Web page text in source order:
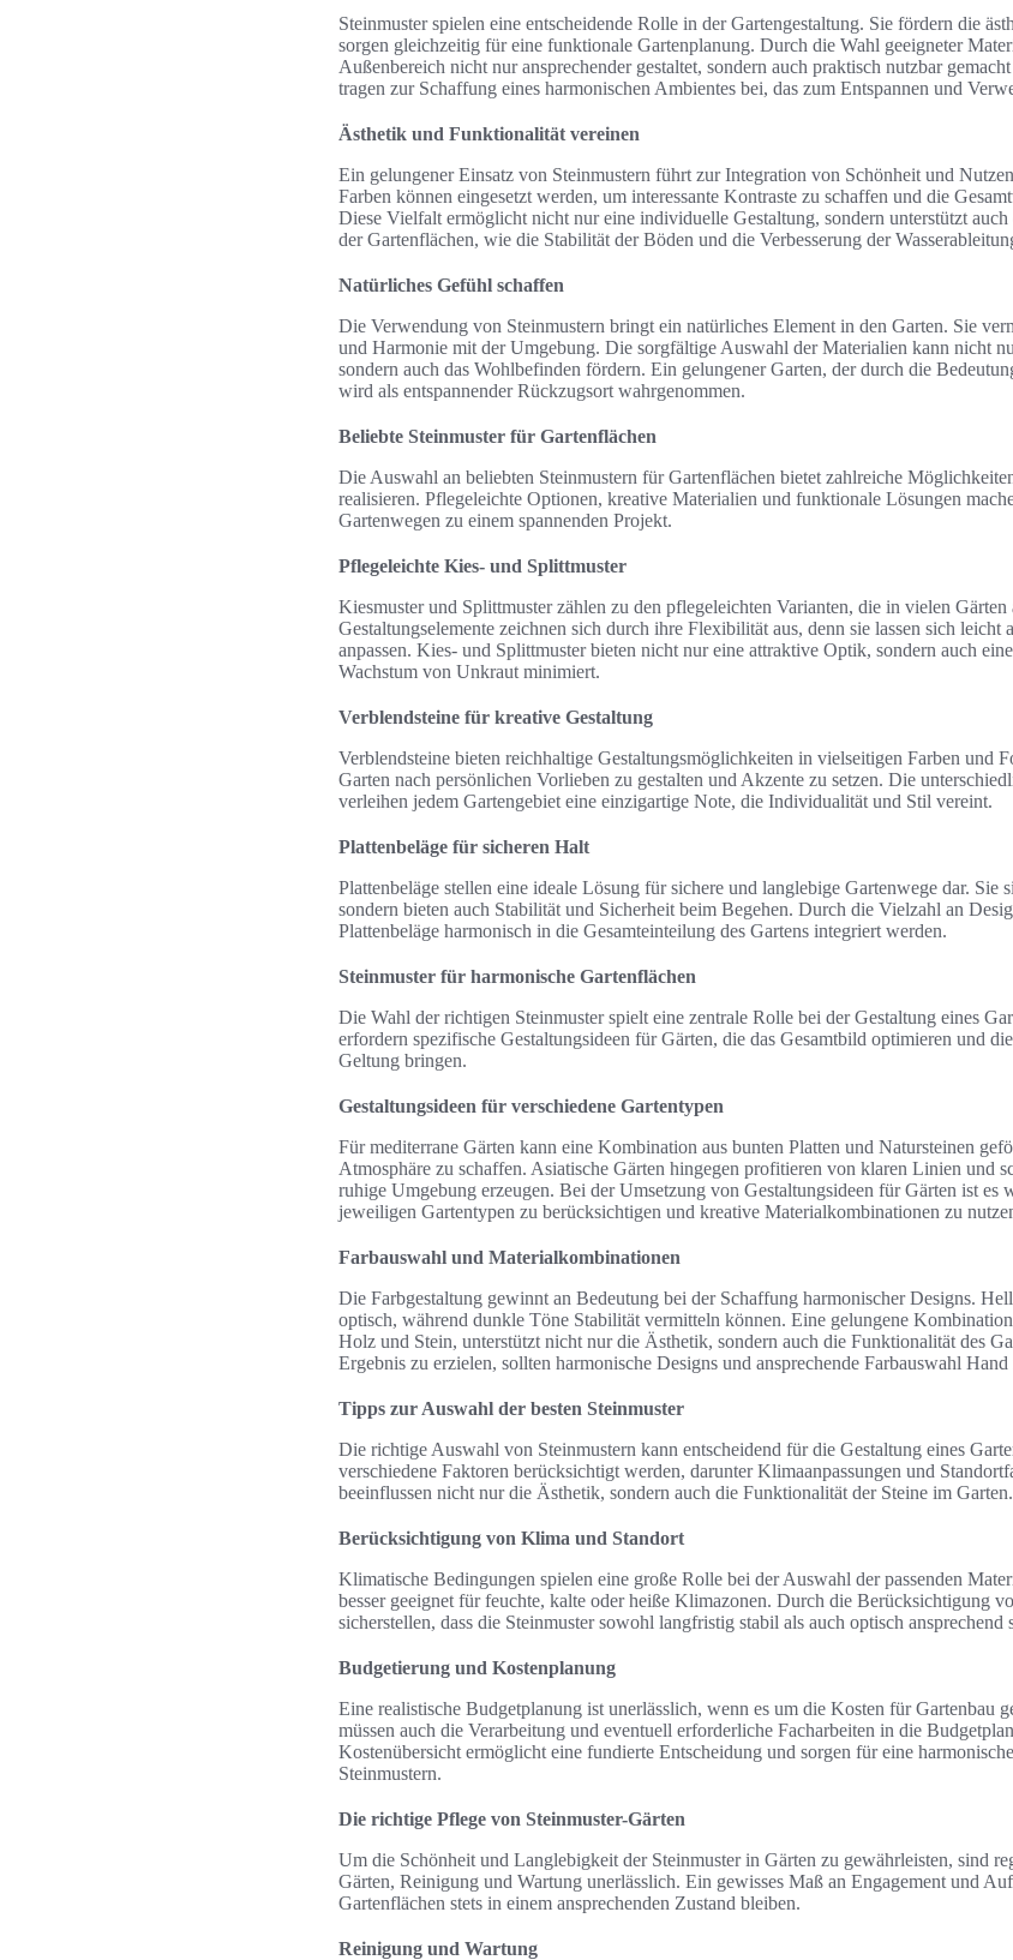
Steinmuster spielen eine entscheidende Rolle in der Gartengestaltung. Sie fördern die
sorgen gleichzeitig für eine funktionale Gartenplanung. Durch die Wahl geeigneter
Außenbereich nicht nur ansprechender gestaltet, sondern auch praktisch nutzbar
tragen zur Schaffung eines harmonischen Ambientes bei, das zum Entspannen und
Ästhetik und Funktionalität vereinen
Ein gelungener Einsatz von Steinmustern führt zur Integration von Schönheit und
Farben können eingesetzt werden, um interessante Kontraste zu schaffen und die
Diese Vielfalt ermöglicht nicht nur eine individuelle Gestaltung, sondern unterstützt
der Gartenflächen, wie die Stabilität der Böden und die Verbesserung der
Natürliches Gefühl schaffen
Die Verwendung von Steinmustern bringt ein natürliches Element in den Garten. Sie
und Harmonie mit der Umgebung. Die sorgfältige Auswahl der Materialien kann nicht
sondern auch das Wohlbefinden fördern. Ein gelungener Garten, der durch die
wird als entspannender Rückzugsort wahrgenommen.
Beliebte Steinmuster für Gartenflächen
Die Auswahl an beliebten Steinmustern für Gartenflächen bietet zahlreiche
realisieren. Pflegeleichte Optionen, kreative Materialien und funktionale Lösungen
Gartenwegen zu einem spannenden Projekt.
Pflegeleichte Kies- und Splittmuster
Kiesmuster und Splittmuster zählen zu den pflegeleichten Varianten, die in vielen
Gestaltungselemente zeichnen sich durch ihre Flexibilität aus, denn sie lassen sich leicht
anpassen. Kies- und Splittmuster bieten nicht nur eine attraktive Optik, sondern auch
Wachstum von Unkraut minimiert.
Verblendsteine für kreative Gestaltung
Verblendsteine bieten reichhaltige Gestaltungsmöglichkeiten in vielseitigen Farben und
Garten nach persönlichen Vorlieben zu gestalten und Akzente zu setzen. Die
verleihen jedem Gartengebiet eine einzigartige Note, die Individualität und Stil vereint.
Plattenbeläge für sicheren Halt
Plattenbeläge stellen eine ideale Lösung für sichere und langlebige Gartenwege dar. Sie
sondern bieten auch Stabilität und Sicherheit beim Begehen. Durch die Vielzahl an
Plattenbeläge harmonisch in die Gesamteinteilung des Gartens integriert werden.
Steinmuster für harmonische Gartenflächen
Die Wahl der richtigen Steinmuster spielt eine zentrale Rolle bei der Gestaltung eines
erfordern spezifische Gestaltungsideen für Gärten, die das Gesamtbild optimieren und
Geltung bringen.
Gestaltungsideen für verschiedene Gartentypen
Für mediterrane Gärten kann eine Kombination aus bunten Platten und Natursteinen
Atmosphäre zu schaffen. Asiatische Gärten hingegen profitieren von klaren Linien und
ruhige Umgebung erzeugen. Bei der Umsetzung von Gestaltungsideen für Gärten ist es
jeweiligen Gartentypen zu berücksichtigen und kreative Materialkombinationen zu
Farbauswahl und Materialkombinationen
Die Farbgestaltung gewinnt an Bedeutung bei der Schaffung harmonischer Designs.
optisch, während dunkle Töne Stabilität vermitteln können. Eine gelungene
Holz und Stein, unterstützt nicht nur die Ästhetik, sondern auch die Funktionalität des
Ergebnis zu erzielen, sollten harmonische Designs und ansprechende Farbauswahl
Tipps zur Auswahl der besten Steinmuster
Die richtige Auswahl von Steinmustern kann entscheidend für die Gestaltung eines
verschiedene Faktoren berücksichtigt werden, darunter Klimaanpassungen und
beeinflussen nicht nur die Ästhetik, sondern auch die Funktionalität der Steine im Garten.
Berücksichtigung von Klima und Standort
Klimatische Bedingungen spielen eine große Rolle bei der Auswahl der passenden
besser geeignet für feuchte, kalte oder heiße Klimazonen. Durch die Berücksichtigung
sicherstellen, dass die Steinmuster sowohl langfristig stabil als auch optisch ansprechend
Budgetierung und Kostenplanung
Eine realistische Budgetplanung ist unerlässlich, wenn es um die Kosten für Gartenbau
müssen auch die Verarbeitung und eventuell erforderliche Facharbeiten in die
Kostenübersicht ermöglicht eine fundierte Entscheidung und sorgen für eine
Steinmustern.
Die richtige Pflege von Steinmuster-Gärten
Um die Schönheit und Langlebigkeit der Steinmuster in Gärten zu gewährleisten, sind
Gärten, Reinigung und Wartung unerlässlich. Ein gewisses Maß an Engagement und
Gartenflächen stets in einem ansprechenden Zustand bleiben.
Reinigung und Wartung